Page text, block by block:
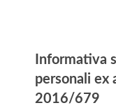
Informativa
personali ex
2016/679